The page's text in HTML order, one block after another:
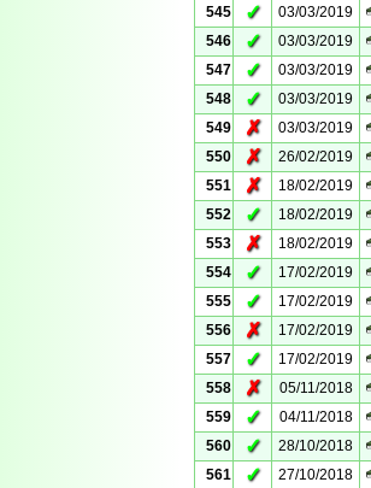
545
✓ 03/03/2019
546
✓ 03/03/2019
547
✓ 03/03/2019
548
✓ 03/03/2019
549
✗ 03/03/2019
550
✗ 26/02/2019
551
✗ 18/02/2019
552
✓ 18/02/2019
553
✗ 18/02/2019
554
✓ 17/02/2019
555
✓ 17/02/2019
556
✗ 17/02/2019
557
✓ 17/02/2019
558
✗ 05/11/2018
559
✓ 04/11/2018
560
✓ 28/10/2018
561
✓ 27/10/2018